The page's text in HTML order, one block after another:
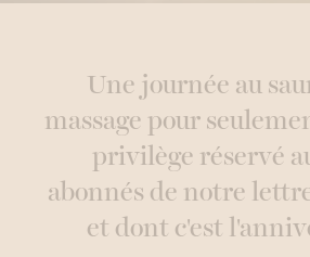
Une journée au
massage pour
privilège réservé
abonnés de notre
et dont c'est